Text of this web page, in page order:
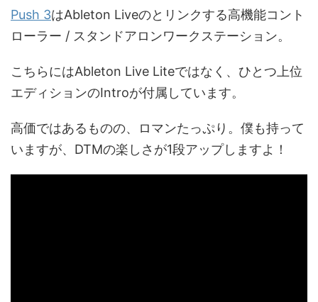
Push 3はAbleton Liveのとリンクする高機能コント
ローラー / スタンドアロンワークステーション。
こちらにはAbleton Live Liteではなく、ひとつ上位
エディションのIntroが付属しています。
高価ではあるものの、ロマンたっぷり。僕も持って
いますが、DTMの楽しさが1段アップしますよ！